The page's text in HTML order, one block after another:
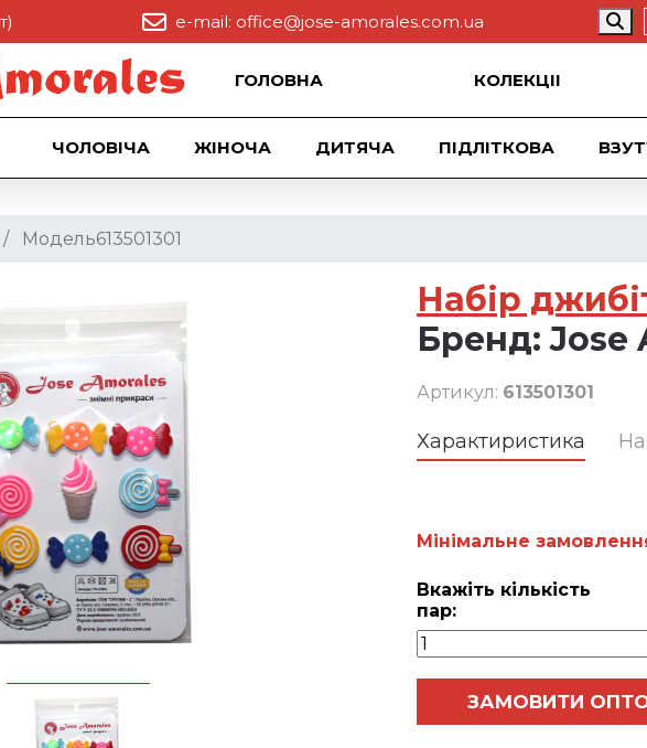
e-mail: office@jose-amorales.com.ua
ГОЛОВНА КОЛЕКЦII
ЧОЛОВІЧА ЖІНОЧА ДИТЯЧА ПІДЛІТКОВА
Модель613501301
Набір
Бренд:Jose
Артикул: 613501301
Характиристика
Мiнiмальне
Вкажіть кількість
пар:
ЗАМОВИТИ